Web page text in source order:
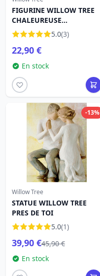
FIGURINE WILLOW TREE
CHALEUREUSE
AFFECTION 5.0(3)
22,90 €
En stock
-13%
Willow Tree
STATUE WILLOW TREE
PRES DE TOI
5.0(1)
39,90 €45,90 €
En stock